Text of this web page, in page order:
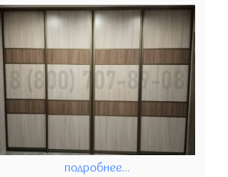
подробнее...